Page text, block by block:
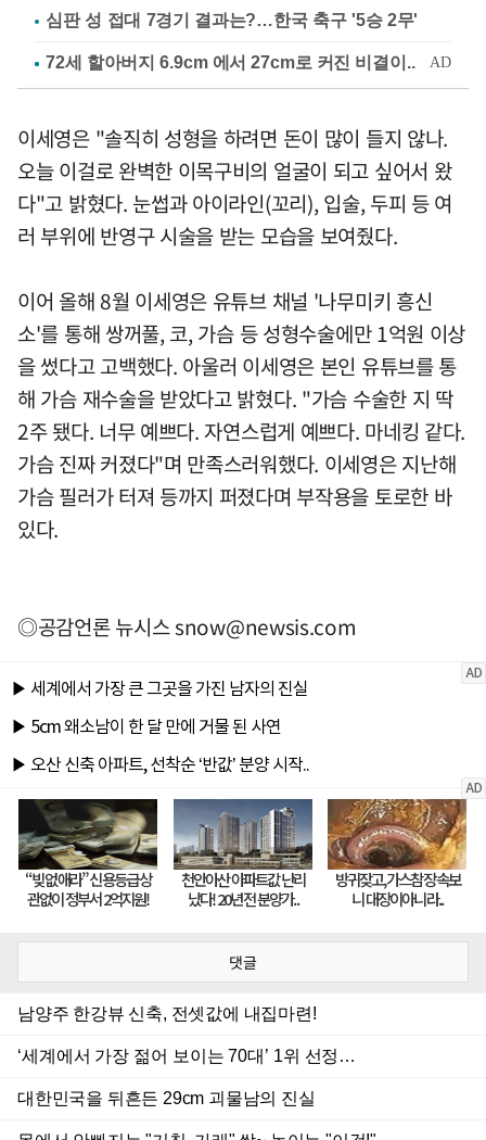
심판 성 접대 7경기 결과는?…한국 축구 '5승 2무'
이세영은 "솔직히 성형을 하려면 돈이 많이 들지 않나.
오늘 이걸로 완벽한 이목구비의 얼굴이 되고 싶어서 왔
다"고 밝혔다. 눈썹과 아이라인(꼬리), 입술, 두피 등 여
러 부위에 반영구 시술을 받는 모습을 보여줬다.
이어 올해 8월 이세영은 유튜브 채널 '나무미키 흥신
소'를 통해 쌍꺼풀, 코, 가슴 등 성형수술에만 1억원 이상
을 썼다고 고백했다. 아울러 이세영은 본인 유튜브를 통
해 가슴 재수술을 받았다고 밝혔다. "가슴 수술한 지 딱
2주 됐다. 너무 예쁘다. 자연스럽게 예쁘다. 마네킹 같다.
가슴 진짜 커졌다"며 만족스러워했다. 이세영은 지난해
가슴 필러가 터져 등까지 퍼졌다며 부작용을 토로한 바
있다.
◎공감언론 뉴시스snow@newsis.com
댓글